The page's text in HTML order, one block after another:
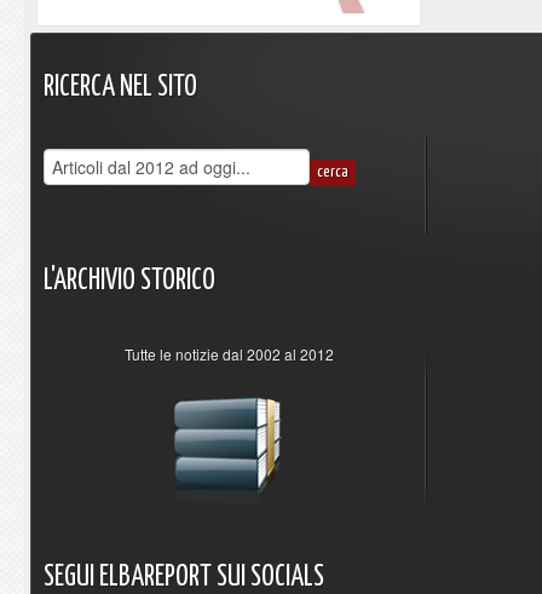
RICERCA NEL SITO
L'ARCHIVIO STORICO
Tutte le notizie dal 2002 al 2012
SEGUI ELBAREPORT SUI SOCIALS